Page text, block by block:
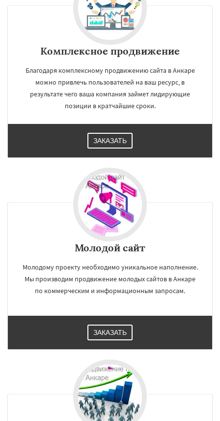
Комплексное продвижение
Благодаря комплексному продвижению сайта в Анкаре
можно привлечь пользователей на ваш ресурс, в
результате чего ваша компания займет лидирующие
позиции в кратчайшие сроки.
ЗАКАЗАТЬ
Молодой сайт
Молодому проекту необходимо уникальное наполнение.
Мы производим продвижение молодых сайтов в Анкаре
по коммерческим и информационным запросам.
ЗАКАЗАТЬ